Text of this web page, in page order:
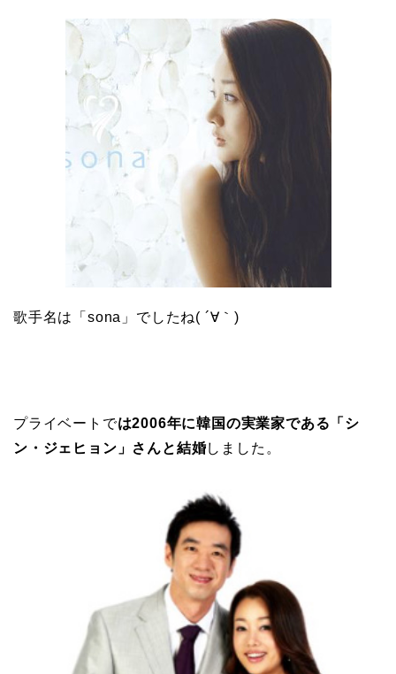
歌手名は「sona」でしたね( ´∀｀)
プライベートでは2006年に韓国の実業家である「シ
ン・ジェヒョン」さんと結婚しました。